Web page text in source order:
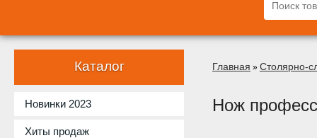
Каталог
Новинки 2023
Хиты продаж
Главная » Столярно-
Нож